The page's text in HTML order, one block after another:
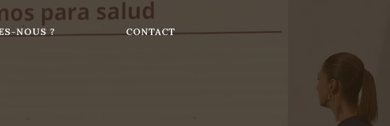
NOUS ? CONTACT